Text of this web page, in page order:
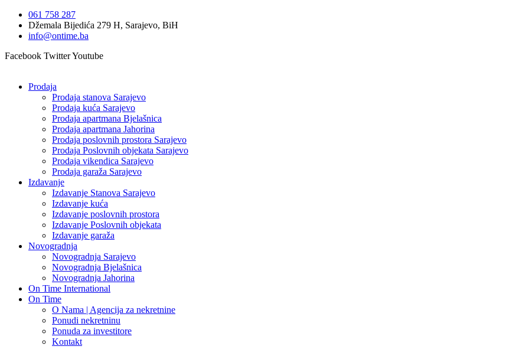
sadržaj
061 758 287
Džemala Bijedića 279 H, Sarajevo, BiH
info@ontime.ba
Facebook TwitterYoutube
Prodaja
Prodaja stanova Sarajevo
Prodaja kuća Sarajevo
Prodaja apartmana Bjelašnica
Prodaja apartmana Jahorina
Prodaja poslovnih prostora Sarajevo
Prodaja Poslovnih objekata Sarajevo
Prodaja vikendica Sarajevo
Prodaja garaža Sarajevo
Izdavanje
Izdavanje Stanova Sarajevo
Izdavanje kuća
Izdavanje poslovnih prostora
Izdavanje Poslovnih objekata
Izdavanje garaža
Novogradnja
Novogradnja Sarajevo
Novogradnja Bjelašnica
Novogradnja Jahorina
On Time International
On Time
O Nama | Agencija za nekretnine
Ponudi nekretninu
Ponuda za investitore
Kontakt